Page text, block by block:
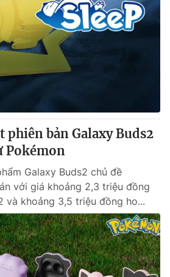
VTV Thể thao
Bất động sản
Tấm lòng Việt
Vươn mình bằng AI
VTV8
English
phiên bản Galaxy Buds2
Pokémon
Galaxy Buds2 chủ đề
với giá khoảng 2,3 triệu đồng
và khoảng 3,5 triệu đồng ho...